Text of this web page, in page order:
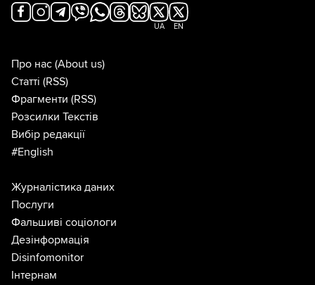
UA EN
Про нас (About us)
Статті (RSS)
Фрагменти (RSS)
Розсилки Текстів
Вибір редакції
#English
Журналістика даних
Послуги
Фальшиві соціологи
Дезінформація
Disinfomonitor
Інтернам